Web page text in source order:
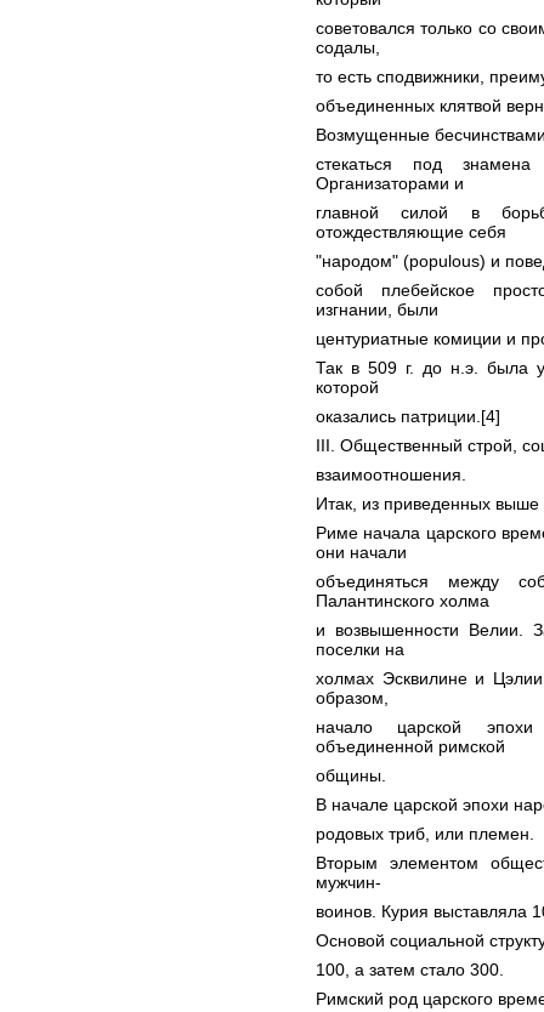
советовался только со
содалы,
то есть сподвижники,
объединенных клятвой
Возмущенные
стекаться под знамена
Организаторами и
главной силой в
отождествляющие себя
"народом" (populous) и
собой плебейское
изгнании, были
центуриатные комиции и
Так в 509 г. до н.э. была
которой
оказались патриции.[4]
III. Общественный строй,
взаимоотношения.
Итак, из приведенных выше
Риме начала царского
они начали
объединяться между
Палантинского холма
и возвышенности Велии.
поселки на
холмах Эсквилине и
образом,
начало царской
объединенной римской
общины.
В начале царской эпохи
родовых триб, или племен.
Вторым элементом
мужчин-
воинов. Курия выставляла
Основой социальной
100, а затем стало 300.
Римский род царского